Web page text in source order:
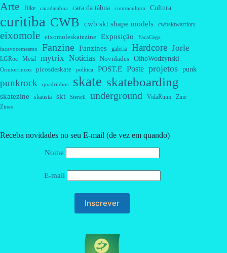
Arte Bike caradatabua cara da tábua contracultura Cultura
curitiba CWB cwb skt shape models cwbsktwarriors
eixomole eixomoleskatezine Exposição FacaCega
facavocemesmo Fanzine Fanzines galeria Hardcore Jorle
LGRoc Metal mytrix Notícias Novidades OlhoWodzynski
Ornitorrincos picosdeskate política POST.E Poste projetos punk
punkrock quadrinhos skate skateboarding
skatezine skatista skt Stencil underground VidaRuim Zine
Zines
Receba novidades no seu E-mail (de vez em quando)
Nome
E-mail